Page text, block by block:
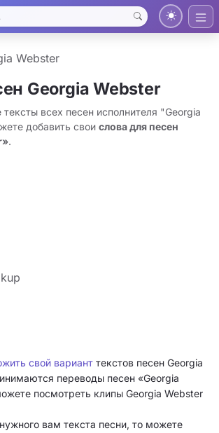
Webster
Georgia Webster
всех песен исполнителя "Georgia
добавить свои слова для песен
.
свой вариант текстов песен Georgia
переводы песен «Georgia
посмотреть клипы Georgia Webster
вам текста песни, то можете